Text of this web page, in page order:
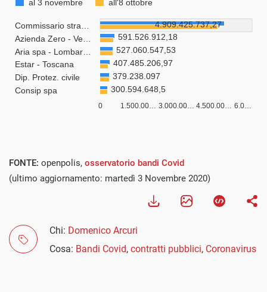
FONTE: openpolis, osservatorio bandi Covid
(ultimo aggiornamento: martedì 3 Novembre 2020)
Chi: Domenico Arcuri
Cosa: Bandi Covid, contratti pubblici, Coronavirus